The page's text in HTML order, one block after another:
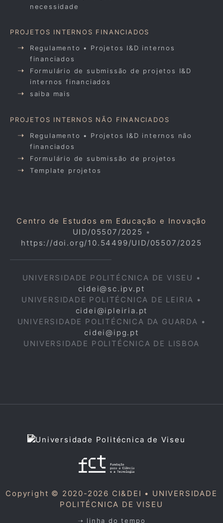
necessidade
PROJETOS INTERNOS FINANCIADOS
Regulamento • Projetos I&D internos
financiados
Formulário de submissão de projetos I&D
internos financiados
saiba mais
PROJETOS INTERNOS NÃO FINANCIADOS
Regulamento • Projetos I&D internos não
financiados
Formulário de submissão de projetos
Template projetos
Centro de Estudos em Educação e Inovação
UID/05507/2025 •
https://doi.org/10.54499/UID/05507/2025
UNIVERSIDADE POLITÉCNICA DE VISEU •
cidei@sc.ipv.pt
UNIVERSIDADE POLITÉCNICA DE LEIRIA •
cidei@ipleiria.pt
UNIVERSIDADE POLITÉCNICA DA GUARDA •
cidei@ipg.pt
UNIVERSIDADE POLITÉCNICA DE LISBOA
Copyright © 2020-2026 CI&DEI • UNIVERSIDADE
POLITÉCNICA DE VISEU
➝ linha do tempo